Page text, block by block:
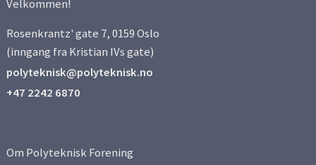
Velkommen!
Rosenkrantz' gate 7, 0159 Oslo
(inngang fra Kristian IVs gate)
polyteknisk@polyteknisk.no
+47 2242 6870
Om Polyteknisk Forening